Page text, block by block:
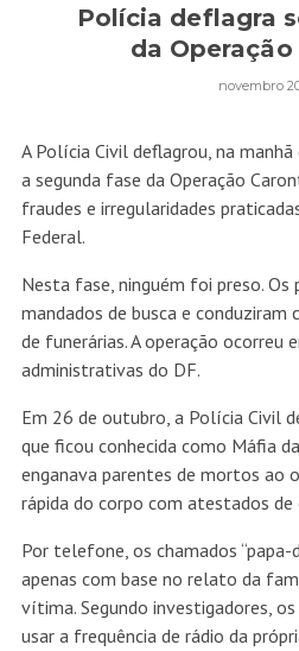
Polícia deflagra
da
novembro
A Polícia Civil deflagrou, na
a segunda fase da Operação
fraudes e irregularidades
Federal.
Nesta fase, ninguém foi preso. Os
mandados de busca e
de funerárias. A operação ocorreu
administrativas do DF.
Em 26 de outubro, a Polícia Civil
que ficou conhecida como Máfia
enganava parentes de mortos ao
rápida do corpo com atestados
Por telefone, os chamados
apenas com base no relato da
vítima. Segundo investigadores,
usar a frequência de rádio da